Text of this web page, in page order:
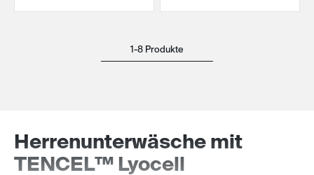
1-8 Produkte
Herrenunterwäsche mit
TENCEL™ Lyocell